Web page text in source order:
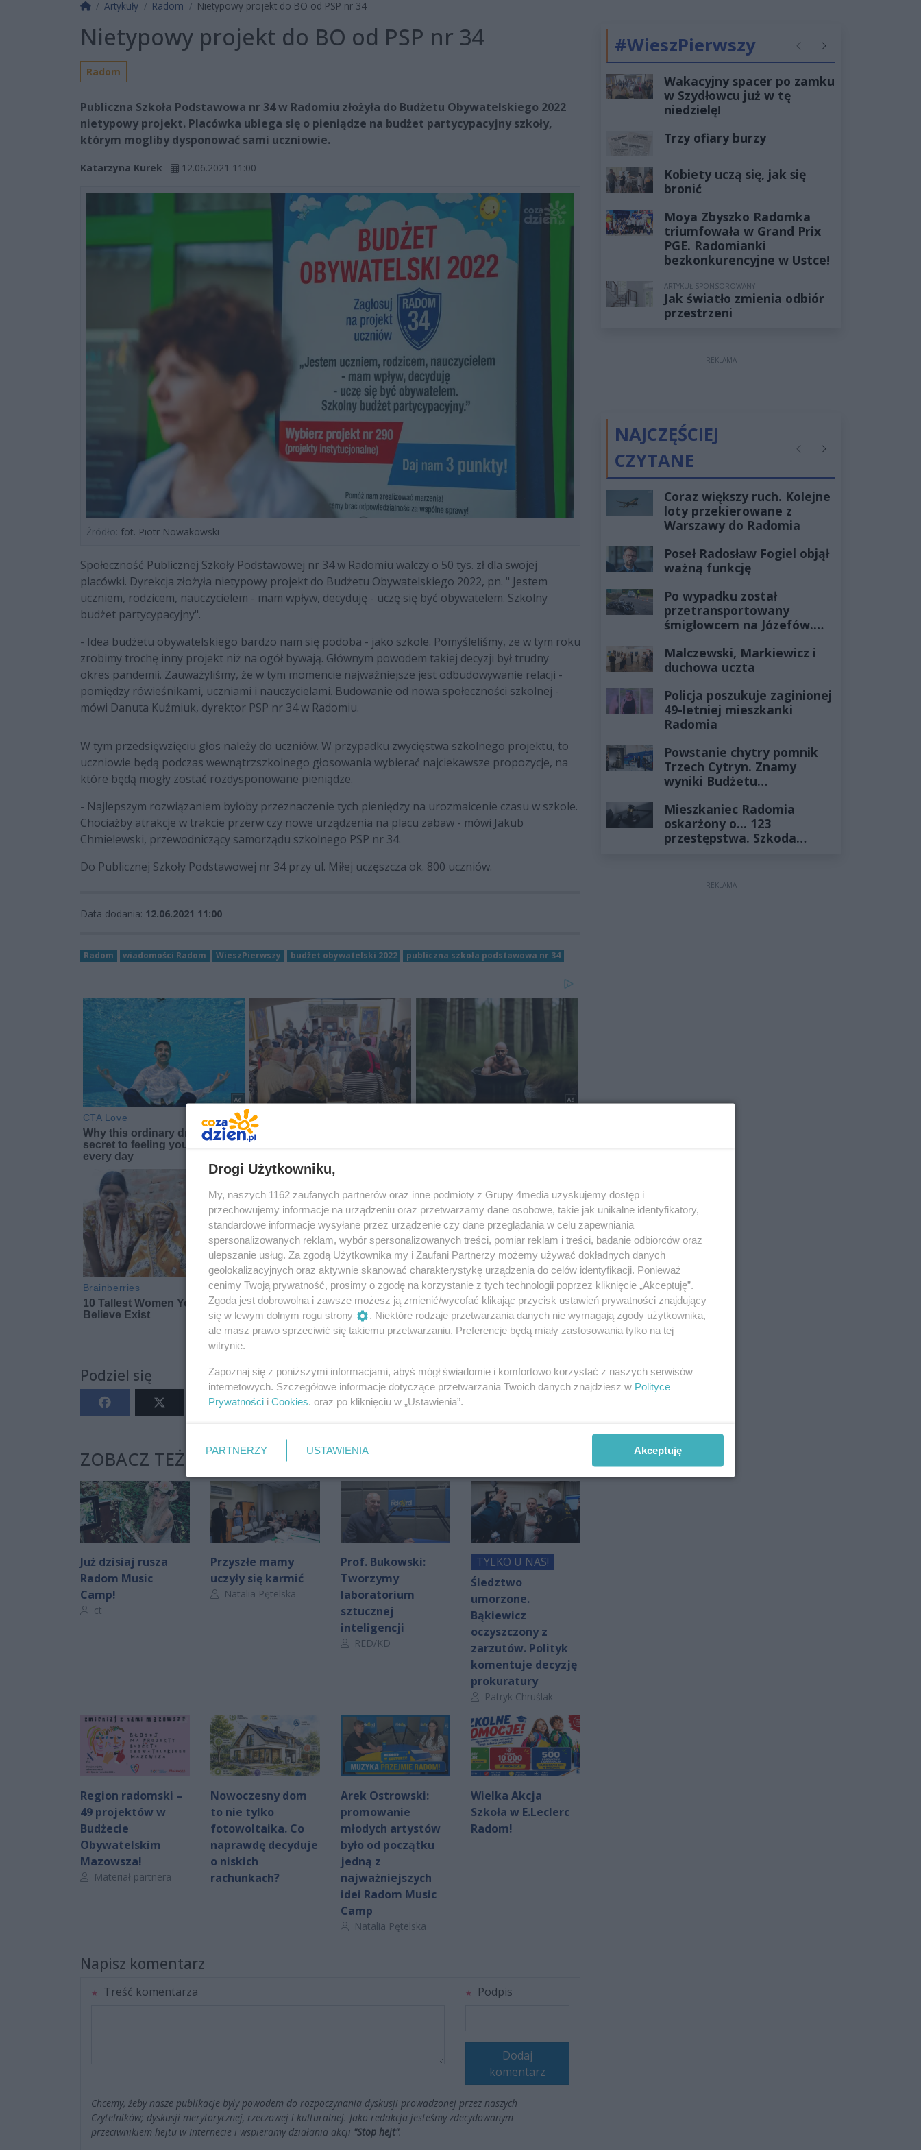
Strona główna
Artykuły Radom Nietypowy projekt do BO od PSP nr 34
Nietypowy projekt do BO od PSP nr 34
Radom
Publiczna Szkoła Podstawowa nr 34 w Radomiu złożyła do Budżetu Obywatelskiego 2022
nietypowy projekt. Placówka ubiega się o pieniądze na budżet partycypacyjny szkoły,
którym mogliby dysponować sami uczniowie.
Katarzyna Kurek 12.06.2021 11:00
Źródło: fot. Piotr Nowakowski
Społeczność Publicznej Szkoły Podstawowej nr 34 w Radomiu walczy o 50 tys. zł dla swojej
placówki. Dyrekcja złożyła nietypowy projekt do Budżetu Obywatelskiego 2022, pn. " Jestem
uczniem, rodzicem, nauczycielem - mam wpływ, decyduję - uczę się być obywatelem. Szkolny
budżet partycypacyjny".
- Idea budżetu obywatelskiego bardzo nam się podoba - jako szkole. Pomyśleliśmy, ze w tym roku
zrobimy trochę inny projekt niż na ogół bywają. Głównym powodem takiej decyzji był trudny
okres pandemii. Zauważyliśmy, że w tym momencie najważniejsze jest odbudowywanie relacji -
pomiędzy rówieśnikami, uczniami i nauczycielami. Budowanie od nowa społeczności szkolnej -
mówi Danuta Kuźmiuk, dyrektor PSP nr 34 w Radomiu.
W tym przedsięwzięciu głos należy do uczniów. W przypadku zwycięstwa szkolnego projektu, to
uczniowie będą podczas wewnątrzszkolnego głosowania wybierać najciekawsze propozycje, na
które będą mogły zostać rozdysponowane pieniądze.
- Najlepszym rozwiązaniem byłoby przeznaczenie tych pieniędzy na urozmaicenie czasu w szkole.
Chociażby atrakcje w trakcie przerw czy nowe urządzenia na placu zabaw - mówi Jakub
Chmielewski, przewodniczący samorządu szkolnego PSP nr 34.
Do Publicznej Szkoły Podstawowej nr 34 przy ul. Miłej uczęszcza ok. 800 uczniów.
Data dodania: 12.06.2021 11:00
Radom wiadomości Radom WieszPierwszy budżet obywatelski 2022 publiczna szkoła podstawowa nr 34
Podziel się Oceń
ZOBACZ TEŻ:
Już dzisiaj rusza
Radom Music
Camp!
Autor artykułu:
ct
Przyszłe mamy
uczyły się karmić
Autor artykułu:
Natalia Pętelska
Prof. Bukowski:
Tworzymy
laboratorium
sztucznej
inteligencji
Autor artykułu:
RED/KD
TYLKO U NAS!
Śledztwo
umorzone.
Bąkiewicz
oczyszczony z
zarzutów. Polityk
komentuje decyzję
prokuratury
Autor artykułu:
Patryk Chruślak
Region radomski –
49 projektów w
Budżecie
Obywatelskim
Mazowsza!
Autor artykułu:
Materiał partnera
Nowoczesny dom
to nie tylko
fotowoltaika. Co
naprawdę decyduje
o niskich
rachunkach?
Arek Ostrowski:
promowanie
młodych artystów
było od początku
jedną z
najważniejszych
idei Radom Music
Camp
Autor artykułu:
Natalia Pętelska
Wielka Akcja
Szkoła w E.Leclerc
Radom!
Napisz komentarz
Treść komentarza Podpis
Dodaj
komentarz
Chcemy, żeby nasze publikacje były powodem do rozpoczynania dyskusji prowadzonej przez naszych
Czytelników; dyskusji merytorycznej, rzeczowej i kulturalnej. Jako redakcja jesteśmy zdecydowanym
przeciwnikiem hejtu w Internecie i wspieramy działania akcji "Stop hejt".
#WieszPierwszy PoprzednieNastępne
Wakacyjny spacer po zamku
w Szydłowcu już w tę
niedzielę!
Trzy ofiary burzy
Kobiety uczą się, jak się
bronić
Moya Zbyszko Radomka
triumfowała w Grand Prix
PGE. Radomianki
bezkonkurencyjne w Ustce!
ARTYKUŁ SPONSOROWANY
Jak światło zmienia odbiór
przestrzeni
REKLAMA
NAJCZĘŚCIEJ
CZYTANE
PoprzednieNastępne
Coraz większy ruch. Kolejne
loty przekierowane z
Warszawy do Radomia
Poseł Radosław Fogiel objął
ważną funkcję
Po wypadku został
przetransportowany
śmigłowcem na Józefów.
żyłach
Malczewski, Markiewicz i
duchowa uczta
Policja poszukuje zaginionej
49-letniej mieszkanki
Radomia
Powstanie chytry pomnik
Trzech Cytryn. Znamy
wyniki Budżetu
Mieszkaniec Radomia
oskarżony o... 123
przestępstwa. Szkoda
REKLAMA
Drogi Użytkowniku,
My, naszych 1162 zaufanych partnerów oraz inne podmioty z Grupy 4media uzyskujemy dostęp i
przechowujemy informacje na urządzeniu oraz przetwarzamy dane osobowe, takie jak unikalne identyfikatory,
standardowe informacje wysyłane przez urządzenie czy dane przeglądania w celu zapewniania
spersonalizowanych reklam, wybór spersonalizowanych treści, pomiar reklam i treści, badanie odbiorców oraz
ulepszanie usług. Za zgodą Użytkownika my i Zaufani Partnerzy możemy używać dokładnych danych
geolokalizacyjnych oraz aktywnie skanować charakterystykę urządzenia do celów identyfikacji. Ponieważ
cenimy Twoją prywatność, prosimy o zgodę na korzystanie z tych technologii poprzez kliknięcie „Akceptuję”.
Zgoda jest dobrowolna i zawsze możesz ją zmienić/wycofać klikając przycisk ustawień prywatności znajdujący
się w lewym dolnym rogu strony
. Niektóre rodzaje przetwarzania danych nie wymagają zgody użytkownika,
ale masz prawo sprzeciwić się takiemu przetwarzaniu. Preferencje będą miały zastosowania tylko na tej
witrynie.
Zapoznaj się z poniższymi informacjami, abyś mógł świadomie i komfortowo korzystać z naszych serwisów
internetowych. Szczegółowe informacje dotyczące przetwarzania Twoich danych znajdziesz w Polityce
Prywatności i Cookies. oraz po kliknięciu w „Ustawienia”.
PARTNERZY USTAWIENIA Akceptuję